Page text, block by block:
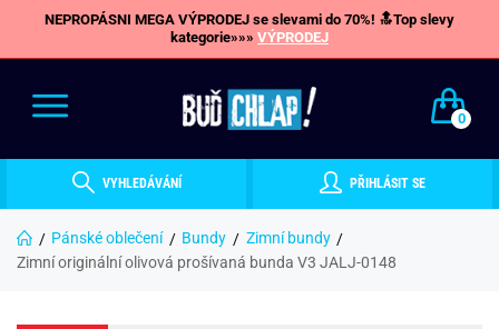
NEPROPÁSNI MEGA VÝPRODEJ se slevami do 70%! 🔝Top slevy
kategorie»»» VÝPRODEJ
0
VYHLEDÁVÁNÍ PŘIHLÁSIT SE
Pánské oblečení Bundy
Zimní bundy
Zimní originální olivová prošívaná bunda V3 JALJ-0148